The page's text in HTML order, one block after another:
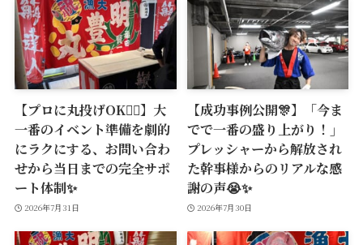
【プロに丸投げOK🙆‍♂️】大
一番のイベント準備を劇的
にラクにする、お問い合わ
せから当日までの完全サポ
ート体制✨
2026年7月31日
【成功事例公開🎊】「今ま
でで一番の盛り上がり！」
プレッシャーから解放され
た幹事様からのリアルな感
謝の声😭✨
2026年7月30日